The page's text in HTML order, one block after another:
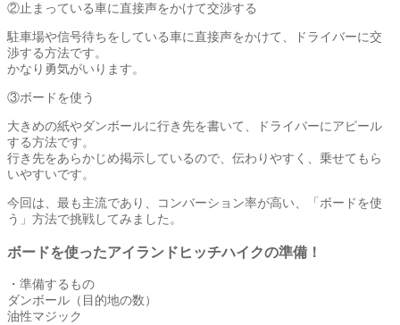
②止まっている車に直接声をかけて交渉する
駐車場や信号待ちをしている車に直接声をかけて、ドライバーに交
渉する方法です。
かなり勇気がいります。
③ボードを使う
大きめの紙やダンボールに行き先を書いて、ドライバーにアピール
する方法です。
行き先をあらかじめ掲示しているので、伝わりやすく、乗せてもら
いやすいです。
今回は、最も主流であり、コンバーション率が高い、「ボードを使
う」方法で挑戦してみました。
ボードを使ったアイランドヒッチハイクの準備！
・準備するもの
ダンボール（目的地の数）
油性マジック